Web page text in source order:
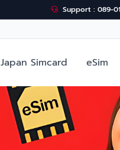
Support : 089-
Japan Simcard eSim